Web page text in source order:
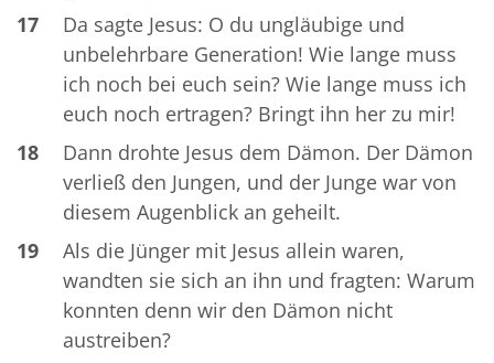
17
Da sagte Jesus: O du ungläubige und
unbelehrbare Generation! Wie lange muss
ich noch bei euch sein? Wie lange muss ich
euch noch ertragen? Bringt ihn her zu mir!
18
Dann drohte Jesus dem Dämon. Der Dämon
verließ den Jungen, und der Junge war von
diesem Augenblick an geheilt.
19
Als die Jünger mit Jesus allein waren,
wandten sie sich an ihn und fragten: Warum
konnten denn wir den Dämon nicht
austreiben?